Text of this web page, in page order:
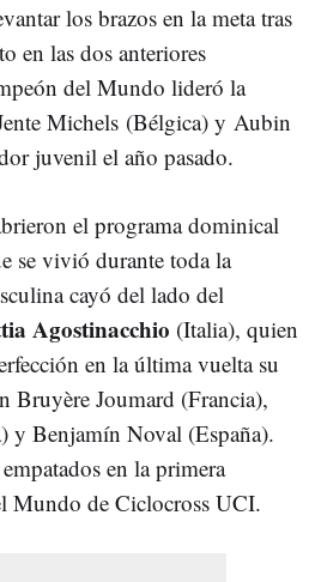
los brazos en la meta tras
en las dos anteriores
del Mundo lideró la
Michels (Bélgica) y Aubin
juvenil el año pasado.
el programa dominical
se vivió durante toda la
cayó del lado del
Agostinacchio (Italia), quien
en la última vuelta su
Bruyère Joumard (Francia),
y Benjamín Noval (España).
en la primera
Mundo de Ciclocross UCI.